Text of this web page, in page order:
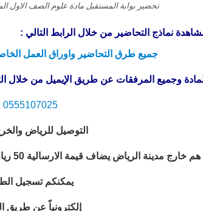
تحضير بوابة المستقبل مادة علوم الصف الاول
نماذج التحاضير من خلال الرابط التالي :
جميع طرق التحاضير واوراق العمل
وجميع المرفقات عن طريق الإيميل من خلال
0555107025
التوصيل للرياض
مدينة الرياض يضاف قيمة الارسالية 50 ريال للفيدكس (من 48 ساعة الى 72 ساعة)
يمكنكم تسجيل
إلكترونياً عن طريق